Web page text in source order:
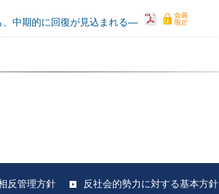
中期的に回復が見込まれる―
反管理方針 反社会的勢力に対する基本方針